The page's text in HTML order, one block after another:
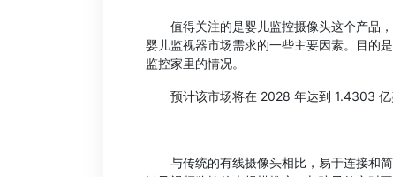
值得关注的是婴儿监控摄像头这个产品，
婴儿监视器市场需求的一些主要因素。目的
监控家里的情况。
预计该市场将在 2028 年达到 1.4303 亿
与传统的有线摄像头相比，易于连接和简